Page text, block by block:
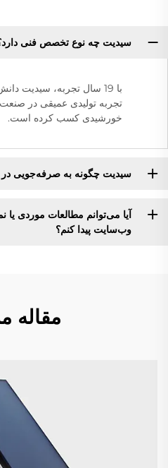
سیدیت چه نوع تخصص فنی
با 19 سال تجربه، سیدیت
تجربه تولیدی عمیقی در
خورشیدی کسب کرده است.
سیدیت چگونه به صرفه‌جویی
آیا می‌توانم مطالعات موردی یا
وب‌سایت پیدا کنم؟
مقاله